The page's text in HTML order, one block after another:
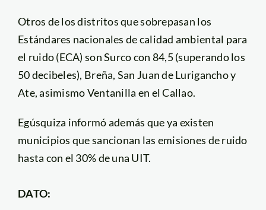
Otros de los distritos que sobrepasan los
Estándares nacionales de calidad ambiental para
el ruido (ECA) son Surco con 84,5 (superando los
50 decibeles), Breña, San Juan de Lurigancho y
Ate, asimismo Ventanilla en el Callao.
Egúsquiza informó además que ya existen
municipios que sancionan las emisiones de ruido
hasta con el 30% de una UIT.
DATO: